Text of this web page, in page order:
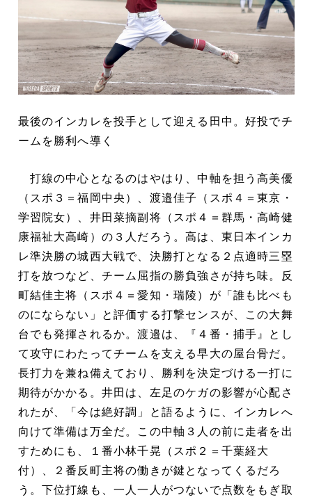
最後のインカレを投手として迎える田中。好投でチ
ームを勝利へ導く
打線の中心となるのはやはり、中軸を担う高美優
（スポ３＝福岡中央）、渡邉佳子（スポ４＝東京・
学習院女）、井田菜摘副将（スポ４＝群馬・高崎健
康福祉大高崎）の３人だろう。高は、東日本インカ
レ準決勝の城西大戦で、決勝打となる２点適時三塁
打を放つなど、チーム屈指の勝負強さが持ち味。反
町結佳主将（スポ４＝愛知・瑞陵）が「誰も比べも
のにならない」と評価する打撃センスが、この大舞
台でも発揮されるか。渡邉は、『４番・捕手』とし
て攻守にわたってチームを支える早大の屋台骨だ。
長打力を兼ね備えており、勝利を決定づける一打に
期待がかかる。井田は、左足のケガの影響が心配さ
れたが、「今は絶好調」と語るように、インカレへ
向けて準備は万全だ。この中軸３人の前に走者を出
すためにも、１番小林千晃（スポ２＝千葉経大
付）、２番反町主将の働きが鍵となってくるだろ
う。下位打線も、一人一人がつないで点数をもぎ取